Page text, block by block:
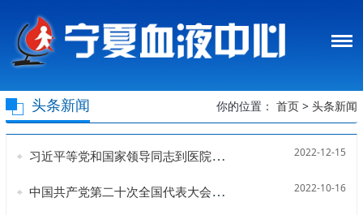
头条新闻 你的位置：首页 >头条新闻
习近平等党和国家领导同志到医院为江泽民同志送别并护送遗体到八宝山火化 2022-12-15
中国共产党第二十次全国代表大会在京开幕 2022-10-16